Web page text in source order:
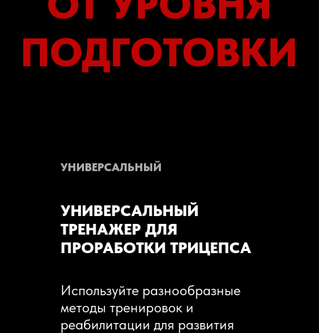
УНИВЕРСАЛЬНЫЙ
ТРЕНАЖЕР ДЛЯ
ПРОРАБОТКИ ТРИЦЕПСА
УНИВЕРСАЛЬНЫЙ
Используйте разнообразные
методы тренировок и
реабилитации для развития